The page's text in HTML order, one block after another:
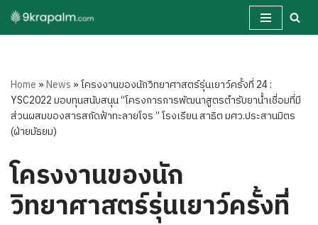
Skip
Home »News »โครงงานของนักวิทยาศาสตร์รุ่นเยาว์ครั้งที่ 24 :
YSC2022 มอบทุนสนับสนุน “โครงการการพัฒนาสูตรตำรับยาน้ำเชื่อมที่มี
ส่วนผสมของสารสกัดฟ้าทะลายโจร ” โรงเรียน สาธิต มศว.ประสานมิตร
(ฝ่ายมัธยม)
โครงงานของนัก
วิทยาศาสตร์รุ่นเยาว์ครั้งที่